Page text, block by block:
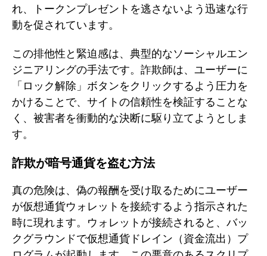
れ、トークンプレゼントを逃さないよう迅速な行
動を促されています。
この排他性と緊迫感は、典型的なソーシャルエン
ジニアリングの手法です。詐欺師は、ユーザーに
「ロック解除」ボタンをクリックするよう圧力を
かけることで、サイトの信頼性を検証することな
く、被害者を衝動的な決断に駆り立てようとしま
す。
詐欺が暗号通貨を盗む方法
真の危険は、偽の報酬を受け取るためにユーザー
が仮想通貨ウォレットを接続するよう指示された
時に現れます。ウォレットが接続されると、バッ
クグラウンドで仮想通貨ドレイン（資金流出）プ